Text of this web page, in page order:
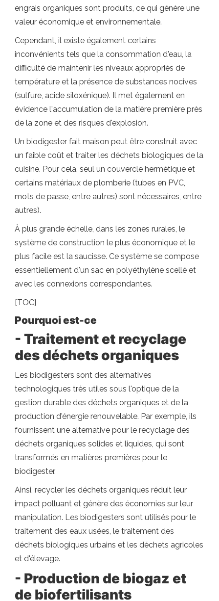
engrais organiques sont produits, ce qui génère une
valeur économique et environnementale.
Cependant, il existe également certains
inconvénients tels que la consommation d'eau, la
difficulté de maintenir les niveaux appropriés de
température et la présence de substances nocives
(sulfure, acide siloxénique). Il met également en
évidence l'accumulation de la matière première près
de la zone et des risques d'explosion.
Un biodigester fait maison peut être construit avec
un faible coût et traiter les déchets biologiques de la
cuisine. Pour cela, seul un couvercle hermétique et
certains matériaux de plomberie (tubes en PVC,
mots de passe, entre autres) sont nécessaires, entre
autres).
À plus grande échelle, dans les zones rurales, le
système de construction le plus économique et le
plus facile est la saucisse. Ce système se compose
essentiellement d'un sac en polyéthylène scellé et
avec les connexions correspondantes.
[TOC]
Pourquoi est-ce
- Traitement et recyclage
des déchets organiques
Les biodigesters sont des alternatives
technologiques très utiles sous l'optique de la
gestion durable des déchets organiques et de la
production d'énergie renouvelable. Par exemple, ils
fournissent une alternative pour le recyclage des
déchets organiques solides et liquides, qui sont
transformés en matières premières pour le
biodigester.
Ainsi, recycler les déchets organiques réduit leur
impact polluant et génère des économies sur leur
manipulation. Les biodigesters sont utilisés pour le
traitement des eaux usées, le traitement des
déchets biologiques urbains et les déchets agricoles
et d'élevage.
- Production de biogaz et
de biofertilisants